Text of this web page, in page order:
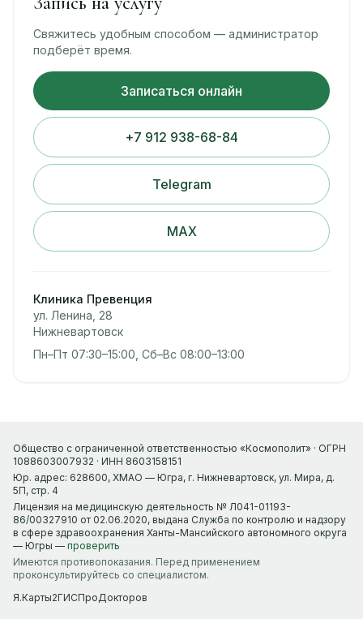
Свяжитесь удобным способом — администратор
подберёт время.
Записаться онлайн
+7 912 938-68-84
Telegram
MAX
Клиника Превенция
ул. Ленина, 28
Нижневартовск
Пн–Пт 07:30–15:00, Сб–Вс 08:00–13:00
Общество с ограниченной ответственностью «Космополит» · ОГРН
1088603007932 · ИНН 8603158151
Юр. адрес: 628600, ХМАО — Югра, г. Нижневартовск, ул. Мира, д.
5П, стр. 4
Лицензия на медицинскую деятельность № Л041-01193-
86/00327910 от 02.06.2020, выдана Служба по контролю и надзору
в сфере здравоохранения Ханты-Мансийского автономного округа
— Югры — проверить
Имеются противопоказания. Перед применением
проконсультируйтесь со специалистом.
Я.Карты2ГИСПроДокторов